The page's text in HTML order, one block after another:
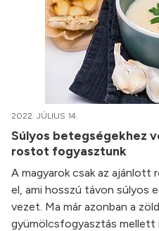
2022. JÚLIUS 14.
Súlyos betegségekhez
rostot fogyasztunk
A magyarok csak az
el, ami hosszú távon súlyos
vezet. Ma már azonban a
gyümölcsfogyasztás mellett